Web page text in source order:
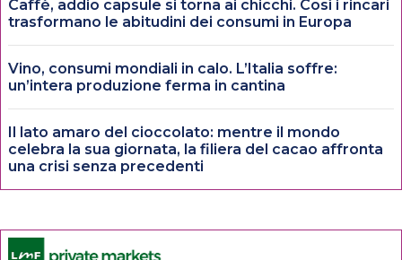
Caffè, addio capsule si torna ai chicchi. Così i rincari
trasformano le abitudini dei consumi in Europa
Vino, consumi mondiali in calo. L’Italia soffre:
un’intera produzione ferma in cantina
Il lato amaro del cioccolato: mentre il mondo
celebra la sua giornata, la filiera del cacao affronta
una crisi senza precedenti